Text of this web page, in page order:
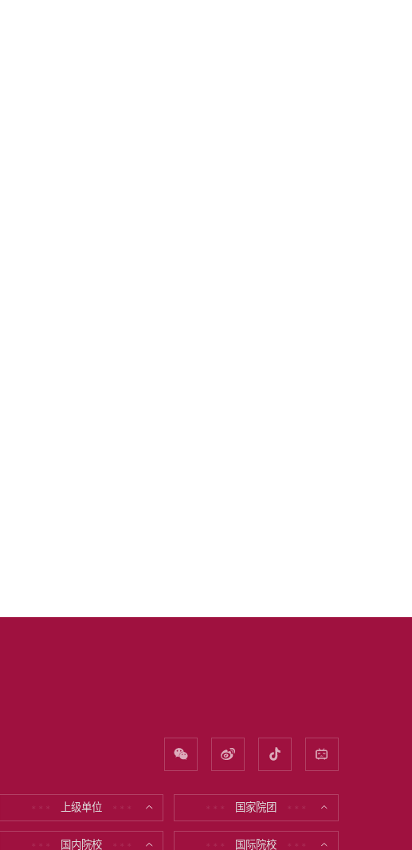
* * * 上级单位 * * * * * * 国家院团 * * *
* * * 国内院校 * * * * * * 国际院校 * * *